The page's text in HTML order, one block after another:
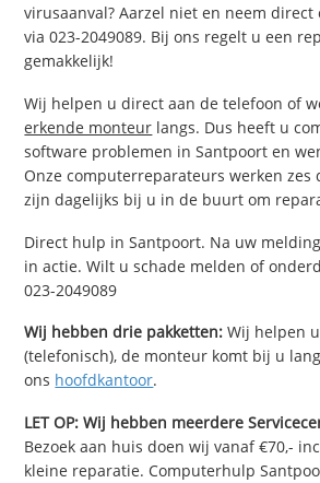
virusaanval? Aarzel niet en neem direct
via 023-2049089. Bij ons regelt u een
gemakkelijk!
Wij helpen u direct aan de telefoon of
erkende monteur langs. Dus heeft u
software problemen in Santpoort en
Onze computerreparateurs werken zes
zijn dagelijks bij u in de buurt om
Direct hulp in Santpoort. Na uw
in actie. Wilt u schade melden of
023-2049089
Wij hebben drie pakketten: Wij helpen
(telefonisch), de monteur komt bij u
ons hoofdkantoor.
LET OP: Wij hebben meerdere
Bezoek aan huis doen wij vanaf €70,-
kleine reparatie. Computerhulp